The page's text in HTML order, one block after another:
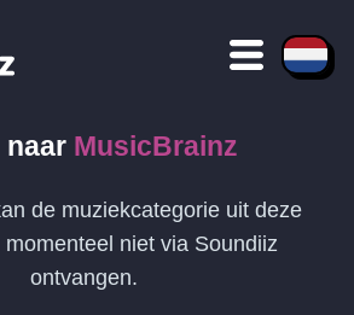
naar MusicBrainz
de muziekcategorie uit deze
momenteel niet via Soundiiz
ontvangen.